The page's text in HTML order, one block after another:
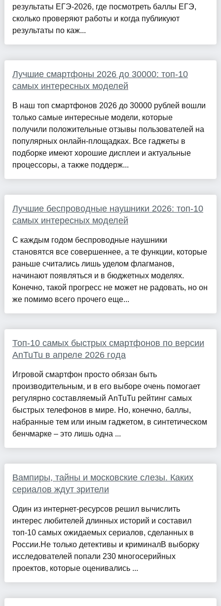
результаты ЕГЭ-2026, где посмотреть баллы ЕГЭ,
сколько проверяют работы и когда публикуют
результаты по каж...
Лучшие смартфоны 2026 до 30000: топ-10
самых интересных моделей
В наш топ смартфонов 2026 до 30000 рублей вошли
только самые интересные модели, которые
получили положительные отзывы пользователей на
популярных онлайн-площадках. Все гаджеты в
подборке имеют хорошие дисплеи и актуальные
процессоры, а также поддерж...
Лучшие беспроводные наушники 2026: топ-10
самых интересных моделей
С каждым годом беспроводные наушники
становятся все совершеннее, а те функции, которые
раньше считались лишь уделом флагманов,
начинают появляться и в бюджетных моделях.
Конечно, такой прогресс не может не радовать, но он
же помимо всего прочего еще...
Топ-10 самых быстрых смартфонов по версии
AnTuTu в апреле 2026 года
Игровой смартфон просто обязан быть
производительным, и в его выборе очень помогает
регулярно составляемый AnTuTu рейтинг самых
быстрых телефонов в мире. Но, конечно, баллы,
набранные тем или иным гаджетом, в синтетическом
бенчмарке – это лишь одна ...
Вампиры, тайны и московские слезы. Каких
сериалов ждут зрители
Один из интернет-ресурсов решил вычислить
интерес любителей длинных историй и составил
топ-10 самых ожидаемых сериалов, сделанных в
России.Не только детективы и криминалВ выборку
исследователей попали 230 многосерийных
проектов, которые оценивались ...